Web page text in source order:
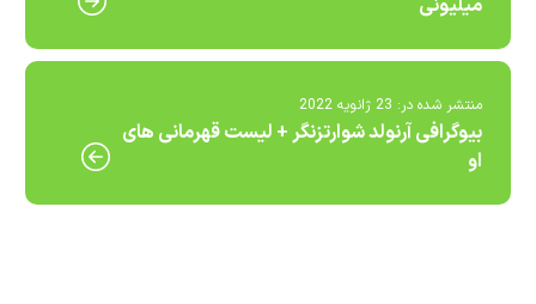
میلیونی
منتشر شده در: 23 ژانویه 2022
بیوگرافی آرنولد شوارتزنگر + لیست قهرمانی های
او